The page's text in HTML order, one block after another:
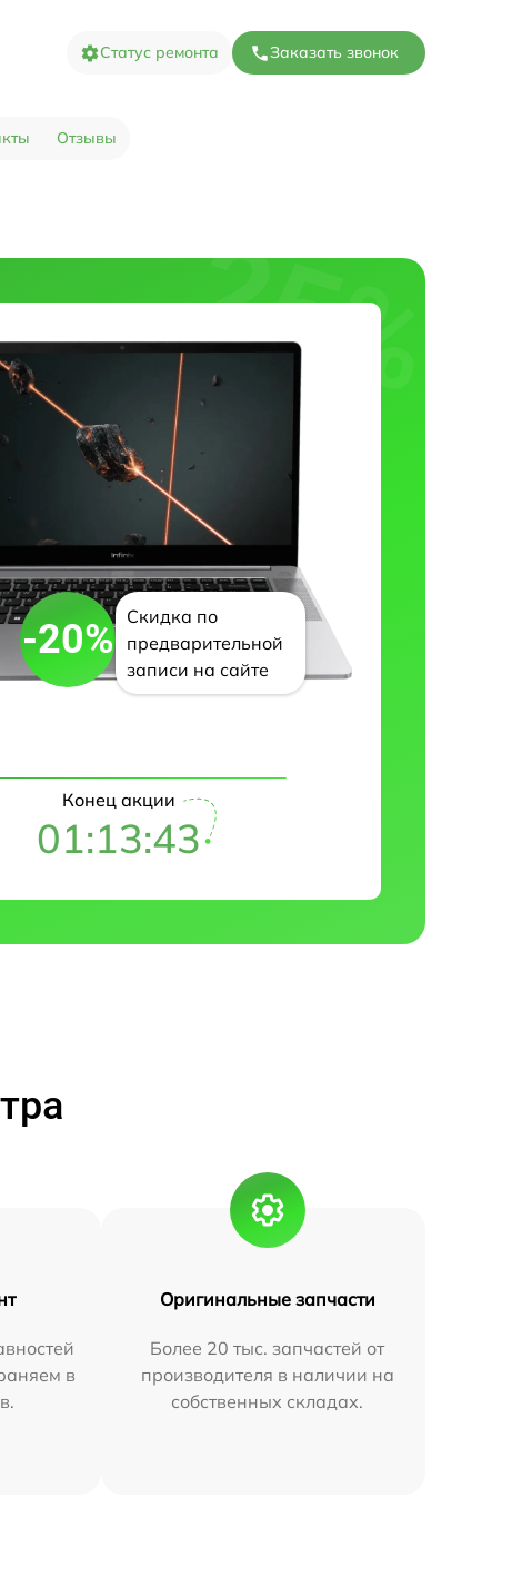
Статус ремонта Заказать звонок
Отзывы
-20%
Скидка по
предварительной
записи на сайте
Конец акции
01:13:42
в
Оригинальные запчасти
Более 20 тыс. запчастей от
производителя в наличии на
собственных складах.